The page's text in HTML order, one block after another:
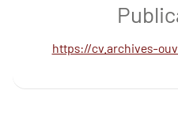
https://cv.archives-